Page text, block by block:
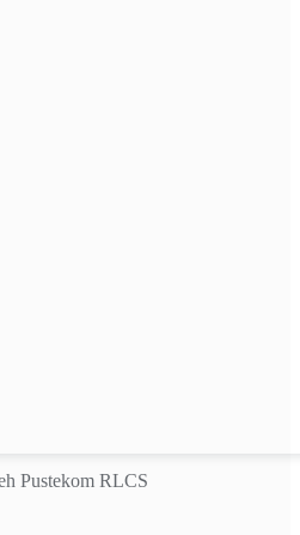
Pustekom RLCS